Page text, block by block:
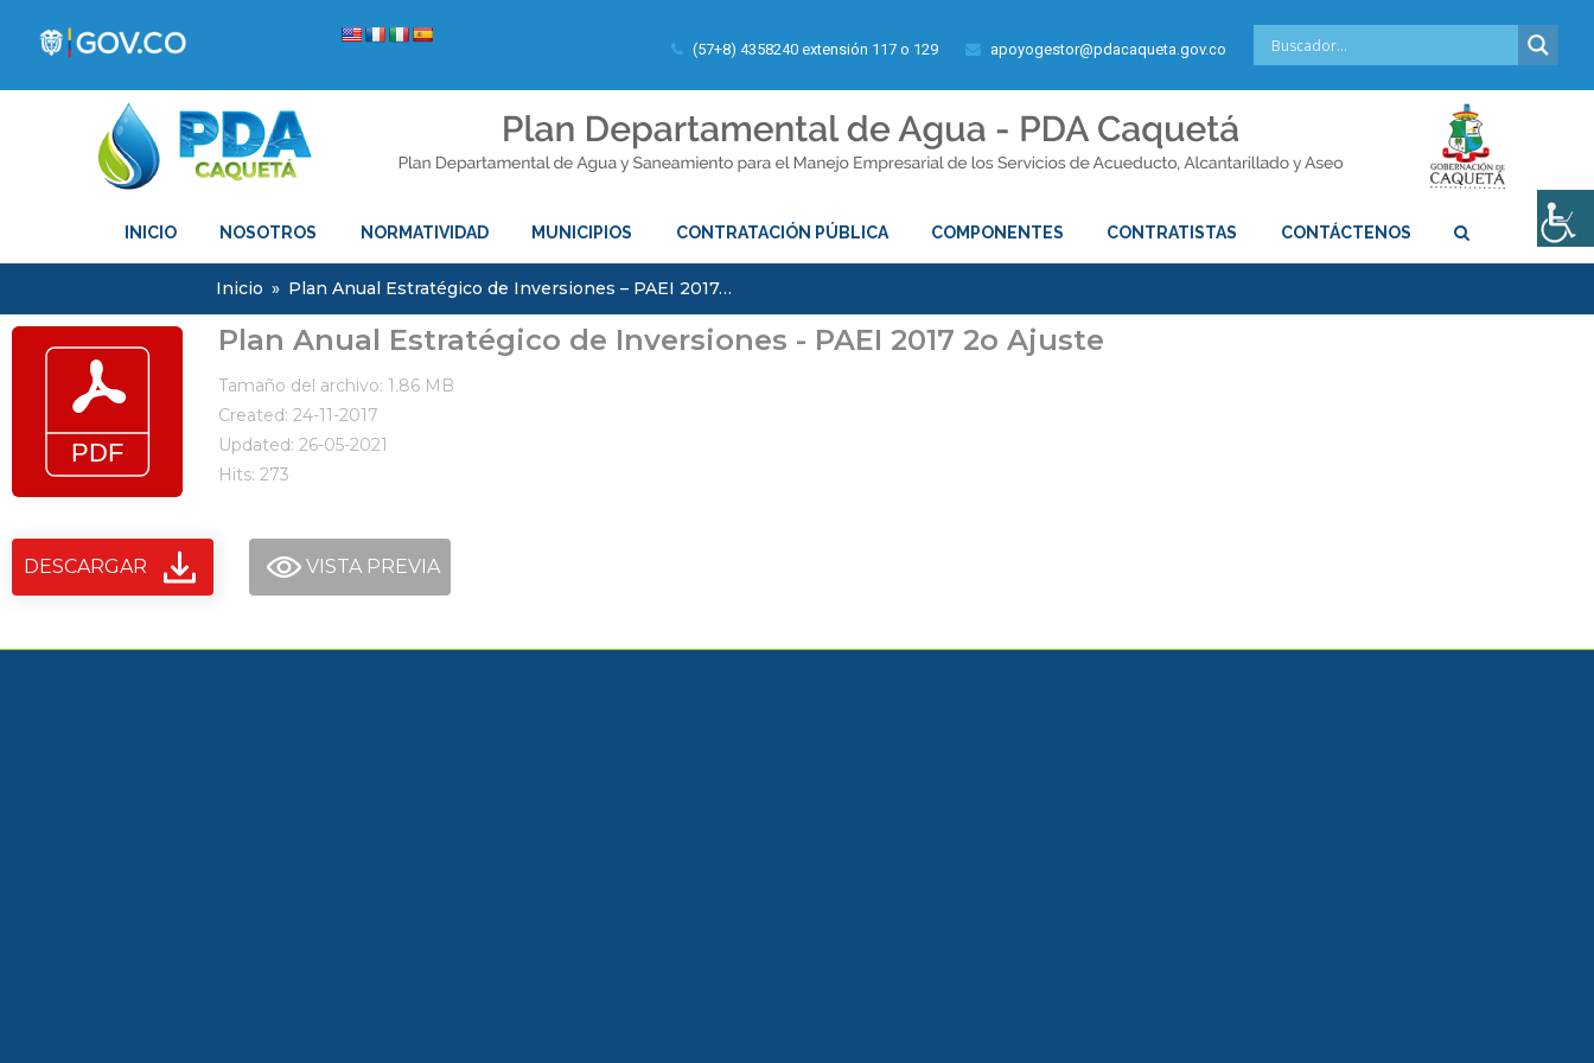
(57+8) 4358240 extensión 117 o 129 apoyogestor@pdacaqueta.gov.co
INICIO NOSOTROS NORMATIVIDAD MUNICIPIOS CONTRATACIÓN PÚBLICA COMPONENTES CONTRATISTAS CONTÁCTENOS
Inicio » Plan Anual Estratégico de Inversiones – PAEI 2017…
Plan Anual Estratégico de Inversiones - PAEI 2017 2o Ajuste
Tamaño del archivo: 1.86 MB
Created: 24-11-2017
Updated: 26-05-2021
Hits: 273
DESCARGAR VISTA PREVIA